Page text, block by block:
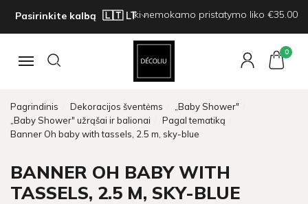
Pasirinkite kalbą Iki nemokamo pristatymo liko €35.00
Navigacija
0
Pagrindinis Dekoracijos šventėms
„Baby Shower"
„Baby Shower" užrąšai ir balionai
Pagal tematiką
Banner Oh baby with tassels, 2.5 m, sky-blue
BANNER OH BABY WITH
TASSELS, 2.5 M, SKY-BLUE